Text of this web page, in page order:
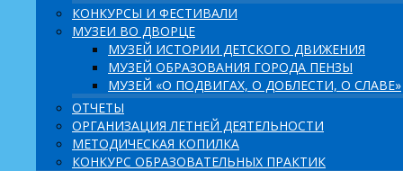
КОНКУРСЫ И ФЕСТИВАЛИ
МУЗЕИ ВО ДВОРЦЕ
МУЗЕЙ ИСТОРИИ ДЕТСКОГО ДВИЖЕНИЯ
МУЗЕЙ ОБРАЗОВАНИЯ ГОРОДА ПЕНЗЫ
МУЗЕЙ «О ПОДВИГАХ, О ДОБЛЕСТИ, О СЛАВЕ»
ОТЧЕТЫ
ОРГАНИЗАЦИЯ ЛЕТНЕЙ ДЕЯТЕЛЬНОСТИ
МЕТОДИЧЕСКАЯ КОПИЛКА
КОНКУРС ОБРАЗОВАТЕЛЬНЫХ ПРАКТИК